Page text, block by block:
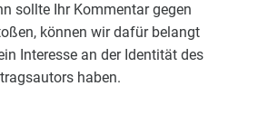
sollte Ihr Kommentar gegen
können wir dafür belangt
Interesse an der Identität des
haben.